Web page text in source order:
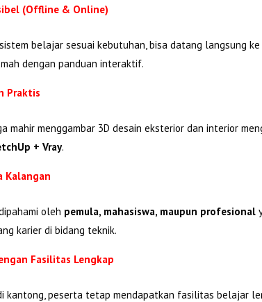
(Offline & Online)
belajar sesuai kebutuhan, bisa datang langsung
dengan panduan interaktif.
Praktis
mahir menggambar 3D desain eksterior dan interior
+ Vray.
Kalangan
oleh pemula, mahasiswa, maupun profesional
karier di bidang teknik.
Fasilitas Lengkap
kantong, peserta tetap mendapatkan fasilitas belajar